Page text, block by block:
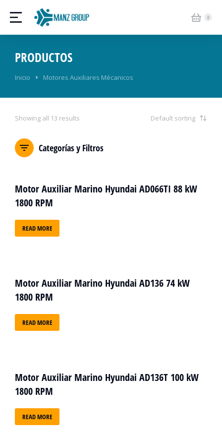
PRODUCTOS
Estás aquí:
Inicio Motores Auxiliares Mécanicos
Showing all 13 results
Categorías y Filtros
Motor Auxiliar Marino Hyundai AD066TI 88 kW
1800 RPM
READ MORE
Motor Auxiliar Marino Hyundai AD136 74 kW
1800 RPM
READ MORE
Motor Auxiliar Marino Hyundai AD136T 100 kW
1800 RPM
READ MORE